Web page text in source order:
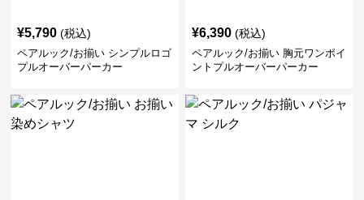
¥5,790 (税込)
ペアルック/お揃い シンプルロゴ
プルオーバーパーカー
¥6,390 (税込)
ペアルック/お揃い 胸元ワンポイ
ントプルオーバーパーカー